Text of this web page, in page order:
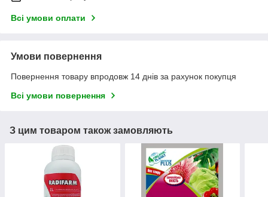
Всі умови оплати
Умови повернення
Повернення товару впродовж 14 днів за рахунок покупця
Всі умови повернення
З цим товаром також замовляють